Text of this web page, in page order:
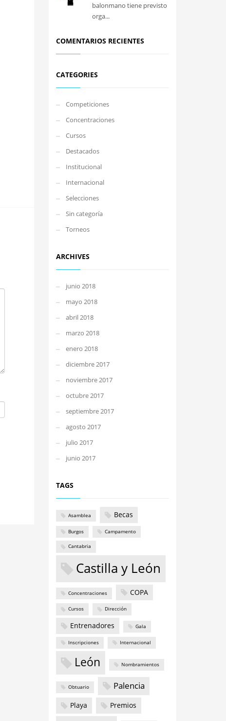
balonmano tiene previsto
orga...
COMENTARIOS RECIENTES
CATEGORIES
Competiciones
Concentraciones
Cursos
Destacados
Institucional
Internacional
Selecciones
Sin categoría
Torneos
ARCHIVES
junio 2018
mayo 2018
abril 2018
marzo 2018
enero 2018
diciembre 2017
noviembre 2017
octubre 2017
septiembre 2017
agosto 2017
julio 2017
junio 2017
TAGS
Asamblea Becas
Burgos Campamento
Cantabria
Castilla y León
Concentraciones COPA
Cursos Dirección
Entrenadores Gala
Inscripciones Internacional
León Nombramientos
Obtuario Palencia
Playa Premios